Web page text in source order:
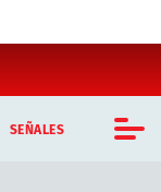
SEÑALES